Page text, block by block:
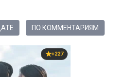
ПО КОММЕНТАРИЯМ
+227